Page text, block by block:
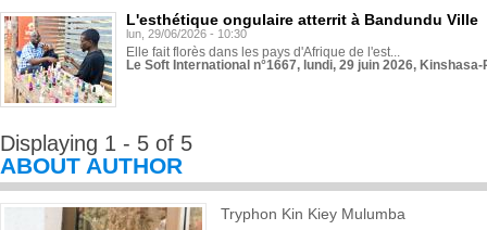
L'esthétique ongulaire atterrit à Bandundu Ville
lun, 29/06/2026 - 10:30
Elle fait florès dans les pays d'Afrique de l'est...
Le Soft International n°1667, lundi, 29 juin 2026,
Displaying 1 - 5 of 5
ABOUT AUTHOR
Tryphon Kin Kiey Mulumba